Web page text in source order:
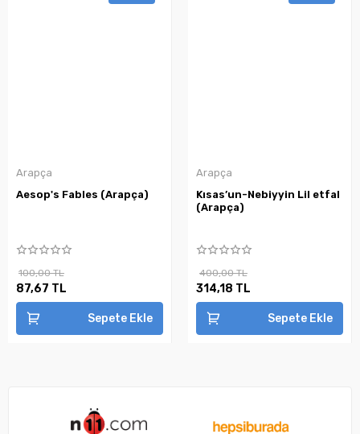
Arapça
Aesop's Fables (Arapça)
100,00 TL
87,67 TL
Sepete Ekle
Arapça
Kısas’un-Nebiyyin Lil etfal
(Arapça)
400,00 TL
314,18 TL
Sepete Ekle